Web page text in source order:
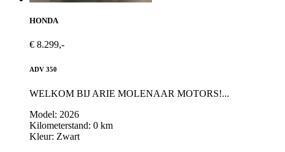
HONDA
€ 8.299,-
ADV 350
WELKOM BIJ ARIE MOLENAAR MOTORS!...
Model: 2026
Kilometerstand: 0 km
Kleur: Zwart